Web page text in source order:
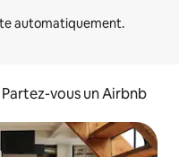
Partez-vous un Airbnb